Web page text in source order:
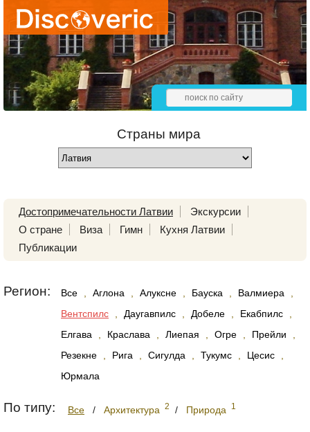
Страны мира
Достопримечательности Латвии
Экскурсии
О стране
Виза Гимн
Кухня Латвии
Публикации
Регион: Все Аглона Алуксне Бауска Валмиера
Вентспилс
Даугавпилс Добеле Екабпилс
Елгава
Краслава Лиепая Огре Прейли
Резекне
Рига Сигулда Тукумс Цесис
Юрмала
По типу: Все / Архитектура 2 / Природа 1